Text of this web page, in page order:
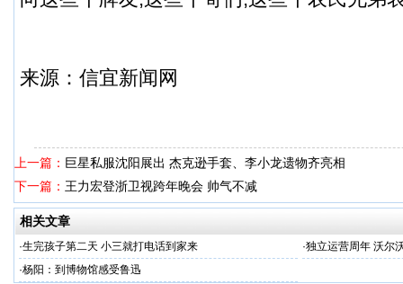
来源： 信宜新闻 网
上一篇： 巨星私服沈阳展出 杰克逊手套、李小龙遗物齐亮相
下一篇： 王力宏登浙卫视跨年晚会 帅气不减
相关文章
·生完孩子第二天 小三就打电话到家来 ·独立运营周年 沃尔
·杨阳：到博物馆感受鲁迅